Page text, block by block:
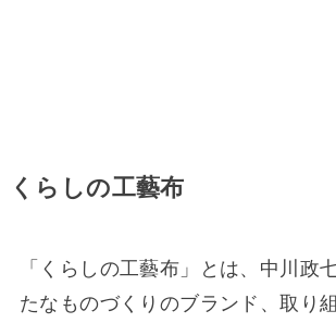
くらしの工藝布
「くらしの工藝布」とは、中川政
たなものづくりのブランド、取り